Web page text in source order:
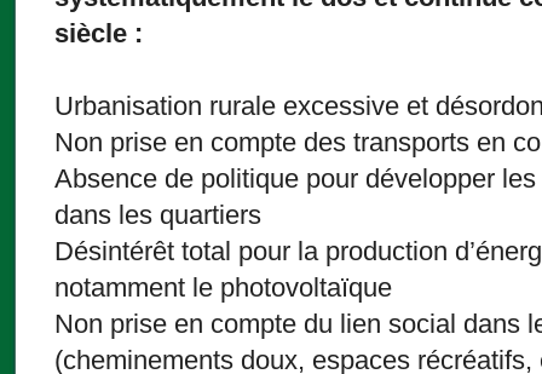
siècle :
Urbanisation rurale excessive et
Non prise en compte des transports en
Absence de politique pour développer les
dans les quartiers
Désintérêt total pour la production
notamment le photovoltaïque
Non prise en compte du lien social dans
(cheminements doux, espaces